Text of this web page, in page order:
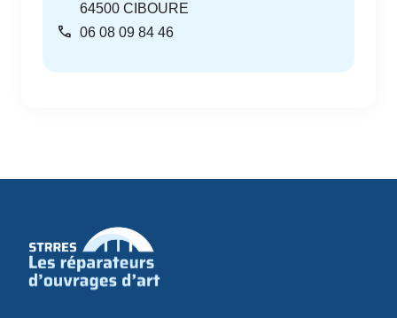
64500 CIBOURE
call 06 08 09 84 46